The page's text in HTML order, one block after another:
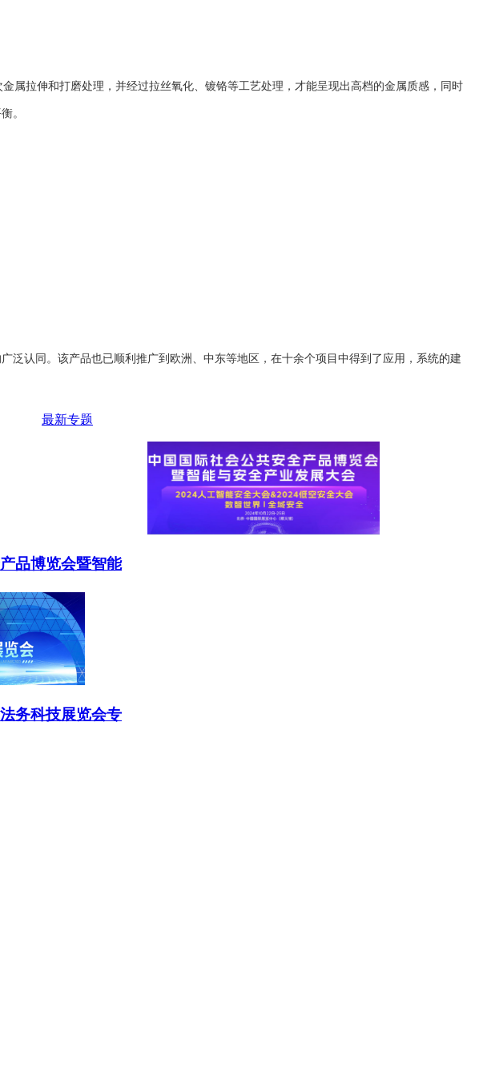
属拉伸和打磨处理，并经过拉丝氧化、镀铬等工艺处理，才能呈现出高档的金属质感，同时
。
泛认同。该产品也已顺利推广到欧洲、中东等地区，在十余个项目中得到了应用，系统的建
最新专题
品博览会暨智能
务科技展览会专